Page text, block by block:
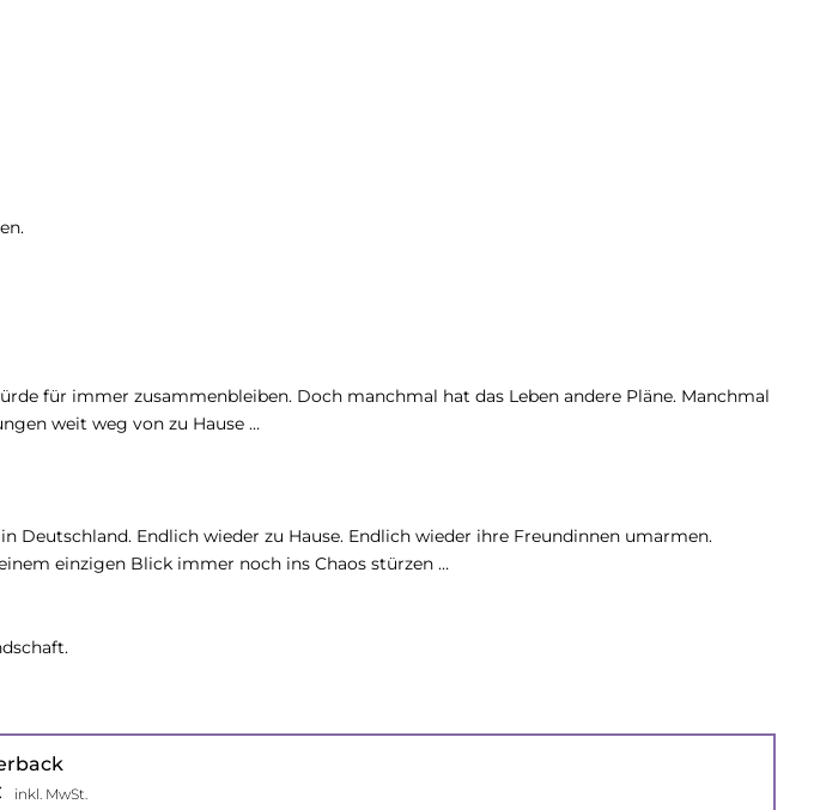
für immer zusammenbleiben. Doch manchmal hat das Leben andere Pläne. Manchmal
weit weg von zu Hause …
Deutschland. Endlich wieder zu Hause. Endlich wieder ihre Freundinnen umarmen.
einzigen Blick immer noch ins Chaos stürzen …
inkl. MwSt.